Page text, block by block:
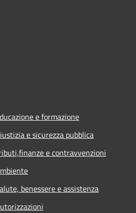
e formazione
e sicurezza pubblica
e contravvenzioni
benessere e assistenza